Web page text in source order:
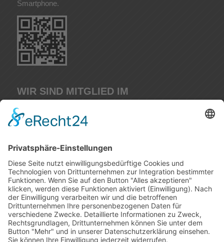
Smartphone.
WIR SIND MITGLIED IM
IMPRESSUM